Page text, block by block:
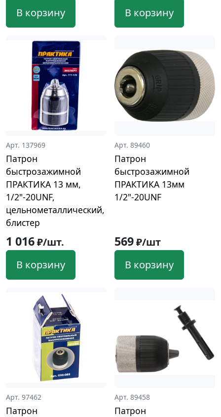
В корзину В корзину
Арт. 137969
Патрон
быстрозажимной
ПРАКТИКА 13 мм,
1/2"-20UNF,
цельнометаллический,
блистер
1 016₽/шт.
В корзину
Арт. 89460
Патрон
быстрозажимной
ПРАКТИКА 13мм
1/2"-20UNF
569₽/шт
В корзину
Арт. 97462
Патрон
Арт. 89458
Патрон